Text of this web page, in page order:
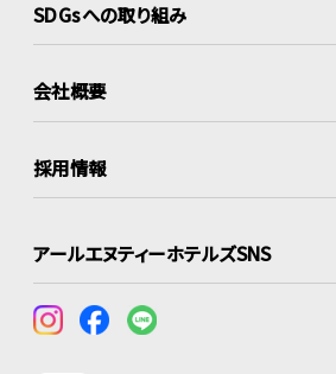
SDGsへの取り組み
会社概要
採用情報
アールエヌティーホテルズSNS